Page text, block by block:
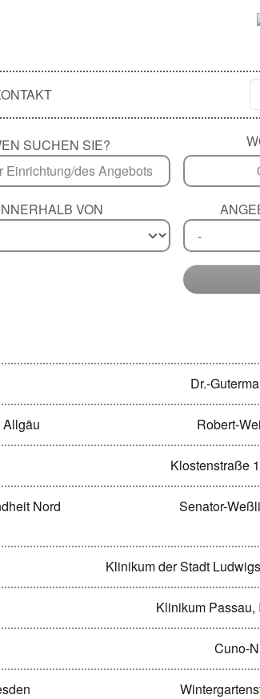
SUCHEN SIE?
VON
Dr.-
Robert-
Klostenstraße
Nord
Senator-
Klinikum der Stadt
Klinikum Passau,
Cuno-